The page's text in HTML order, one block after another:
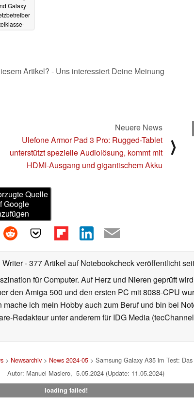
Galaxy
Artikel? - Uns interessiert Deine Meinung
Neuere News
Ulefone Armor Pad 3 Pro: Rugged-Tablet
unterstützt spezielle Audiolösung, kommt mit
HDMI-Ausgang und gigantischem Akku
⟩
Quelle
Google
Writer- 377 Artikel auf Notebookcheck veröffentlicht
für Computer. Auf Herz und Nieren geprüft
den Amiga 500 und den ersten PC mit 8088-CPU
mache ich mein Hobby auch zum Beruf und bin bei
Redakteur unter anderem für IDG Media
> Newsarchiv > News 2024-05 > Samsung Galaxy A35 im Test:
Autor: Manuel Masiero, 5.05.2024 (Update: 11.05.2024)
loading failed!